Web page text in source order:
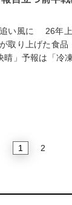
い風に 26年上
取り上げた食品
晴」予報は「冷
1 2